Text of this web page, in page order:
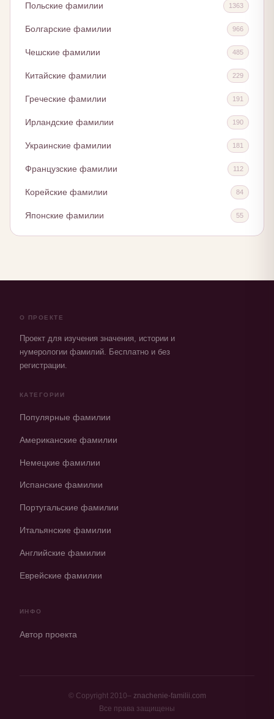
Польские фамилии 1363
Болгарские фамилии 966
Чешские фамилии 485
Китайские фамилии 229
Греческие фамилии 191
Ирландские фамилии 190
Украинские фамилии 181
Французские фамилии 112
Корейские фамилии 84
Японские фамилии 55
О ПРОЕКТЕ
Проект для изучения значения, истории и
нумерологии фамилий. Бесплатно и без
регистрации.
КАТЕГОРИИ
Популярные фамилии
Американские фамилии
Немецкие фамилии
Испанские фамилии
Португальские фамилии
Итальянские фамилии
Английские фамилии
Еврейские фамилии
ИНФО
Автор проекта
© Copyright 2010– znachenie-familii.com
Все права защищены